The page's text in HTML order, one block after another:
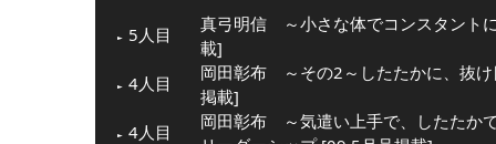
5人目
真弓明信 ～小さな体でコンスタント
載]
4人目
岡田彰布 ～その2～したたかに、抜
掲載]
4人目
岡田彰布 ～気遣い上手で、したたか